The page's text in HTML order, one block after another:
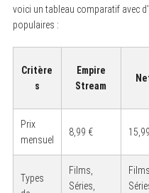
voici un tableau comparatif avec
populaires :
Critère
s
Empire
Stream
Prix
mensuel
8,99 €
Types
Films,
Séries,
Films,